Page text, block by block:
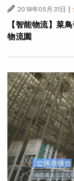
2018年05月31日
【智能物流】菜
物流園